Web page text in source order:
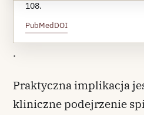
108.
PubMedDOI
.
Praktyczna implikacja
kliniczne podejrzenie